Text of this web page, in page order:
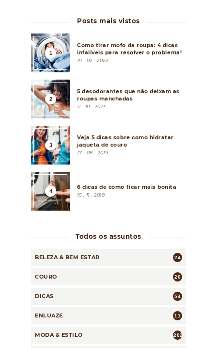
Posts mais vistos
Como tirar mofo da roupa: 4 dicas
infalíveis para resolver o problema!
19 . 02 . 2022
5 desodorantes que não deixam as
roupas manchadas
11 . 10 . 2021
Veja 5 dicas sobre como hidratar
jaqueta de couro
17 . 08 . 2019
6 dicas de como ficar mais bonita
15 . 11 . 2018
Todos os assuntos
BELEZA & BEM ESTAR 24
COURO 20
DICAS 54
ENLUAZE 11
MODA & ESTILO 202